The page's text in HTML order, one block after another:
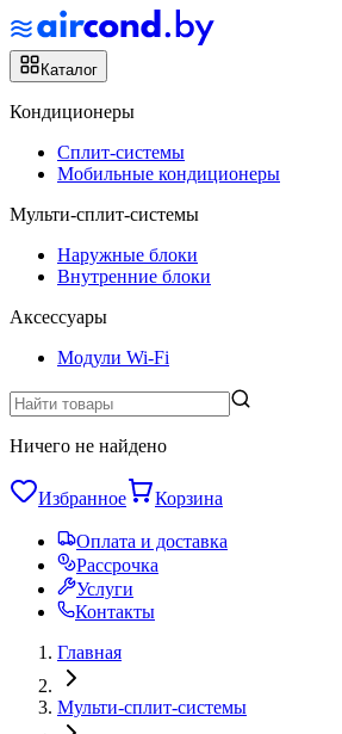
Каталог
Кондиционеры
Сплит-системы
Мобильные кондиционеры
Мульти-сплит-системы
Наружные блоки
Внутренние блоки
Аксессуары
Модули Wi-Fi
Ничего не найдено
Избранное Корзина
Оплата и доставка
Рассрочка
Услуги
Контакты
Главная
Мульти-сплит-системы